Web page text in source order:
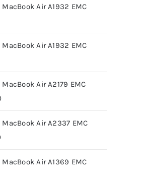
Air A1932 EMC
Air A1932 EMC
Air A2179 EMC
Air A2337 EMC
Air A1369 EMC